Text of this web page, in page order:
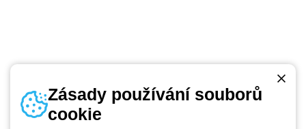
Telefonní číslo
Zásady používání souborů
cookie